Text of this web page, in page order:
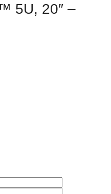
5U, 20″ –